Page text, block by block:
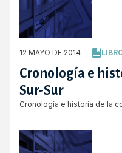
12 MAYO DE 2014
Cronología e
Sur-Sur
Cronología e historia de la